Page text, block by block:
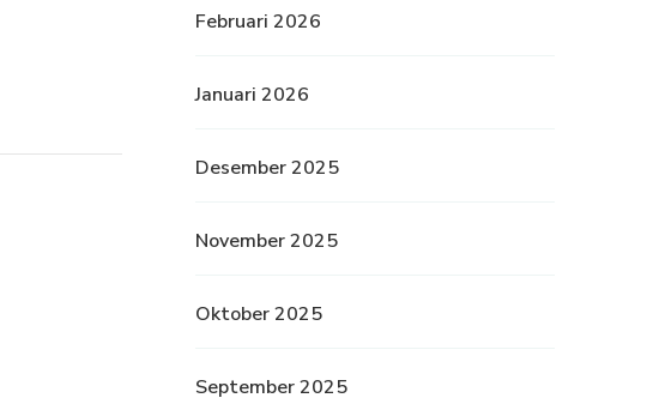
Februari 2026
Januari 2026
Desember 2025
November 2025
Oktober 2025
September 2025